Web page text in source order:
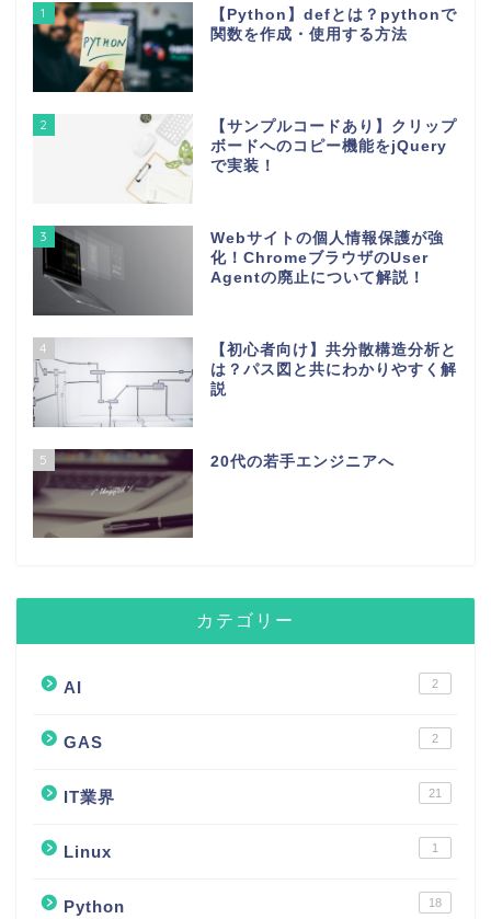
1
【Python】defとは？pythonで
関数を作成・使用する方法
2
【サンプルコードあり】クリップ
ボードへのコピー機能をjQuery
で実装！
3
Webサイトの個人情報保護が強
化！ChromeブラウザのUser
Agentの廃止について解説！
4
【初心者向け】共分散構造分析と
は？パス図と共にわかりやすく解
説
5 20代の若手エンジニアへ
カテゴリー
AI 2
GAS 2
IT業界 21
Linux 1
Python 18